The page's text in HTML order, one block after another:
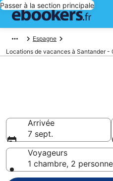
Passer à la section principale
Espagne
Locations de vacances à Santander -
Arrivée
7 sept.
Voyageurs
1 chambre, 2